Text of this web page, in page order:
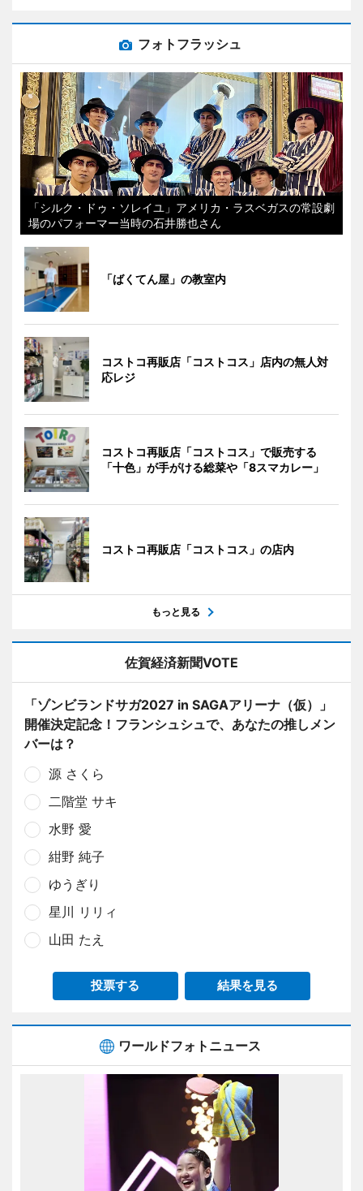
フォトフラッシュ
「シルク・ドゥ・ソレイユ」アメリカ・ラスベガスの常設劇
場のパフォーマー当時の石井勝也さん
「ばくてん屋」の教室内
コストコ再販店「コストコス」店内の無人対
応レジ
コストコ再販店「コストコス」で販売する
「十色」が手がける総菜や「8スマカレー」
コストコ再販店「コストコス」の店内
もっと見る
佐賀経済新聞VOTE
「ゾンビランドサガ2027 in SAGAアリーナ（仮）」
開催決定記念！フランシュシュで、あなたの推しメン
バーは？
源 さくら
二階堂 サキ
水野 愛
紺野 純子
ゆうぎり
星川 リリィ
山田 たえ
投票する 結果を見る
ワールドフォトニュース